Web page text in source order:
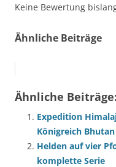
Keine Bewertung
Ähnliche Beiträge
Ähnliche Beiträge:
Expedition
Königreich Bhutan
Helden auf vier
komplette Serie